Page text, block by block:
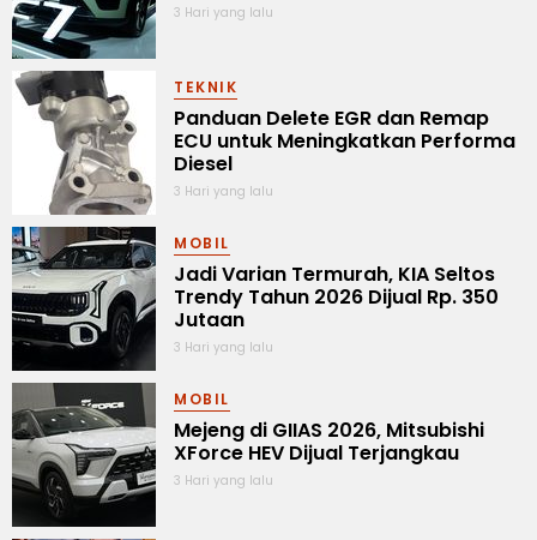
3 Hari yang lalu
TEKNIK
Panduan Delete EGR dan Remap
ECU untuk Meningkatkan Performa
Diesel
3 Hari yang lalu
MOBIL
Jadi Varian Termurah, KIA Seltos
Trendy Tahun 2026 Dijual Rp. 350
Jutaan
3 Hari yang lalu
MOBIL
Mejeng di GIIAS 2026, Mitsubishi
XForce HEV Dijual Terjangkau
3 Hari yang lalu